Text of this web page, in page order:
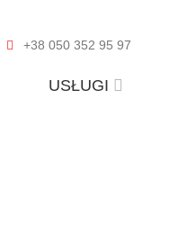
+38 050 352 95 97
USŁUGI